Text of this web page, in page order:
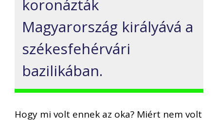
koronázták
Magyarország királyává a
székesfehérvári
bazilikában.
Hogy mi volt ennek az oka? Miért nem volt